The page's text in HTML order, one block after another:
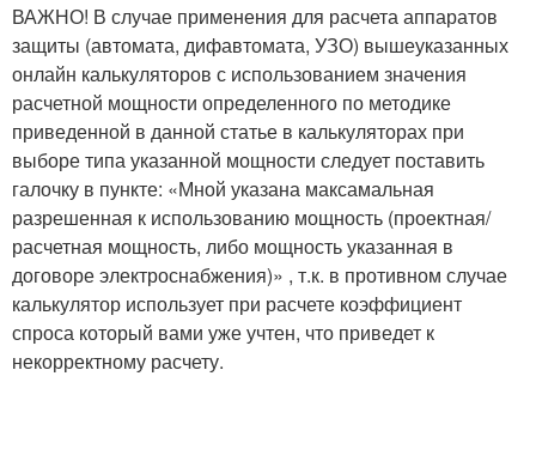
ВАЖНО! В случае применения для расчета аппаратов
защиты (автомата, дифавтомата, УЗО) вышеуказанных
онлайн калькуляторов с использованием значения
расчетной мощности определенного по методике
приведенной в данной статье в калькуляторах при
выборе типа указанной мощности следует поставить
галочку в пункте: «Мной указана максамальная
разрешенная к использованию мощность (проектная/
расчетная мощность, либо мощность указанная в
договоре электроснабжения)» , т.к. в противном случае
калькулятор использует при расчете коэффициент
спроса который вами уже учтен, что приведет к
некорректному расчету.